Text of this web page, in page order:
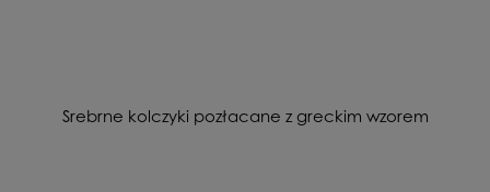
Srebrne kolczyki pozłacane z greckim wzorem